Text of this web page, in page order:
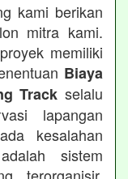
kami berikan
mitra kami.
memiliki
Biaya
Track selalu
lapangan
kesalahan
sistem